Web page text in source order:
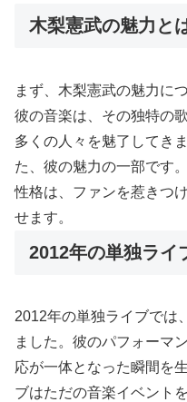
木梨憲武の魅力と
まず、木梨憲武の魅力に
彼の音楽は、その独特の
多くの人々を魅了してき
た、彼の魅力の一部です
性格は、ファンを惹きつ
せます。
2012年の単独ライ
2012年の単独ライブでは
ました。彼のパフォーマ
応が一体となった瞬間を
ブはただの音楽イベント